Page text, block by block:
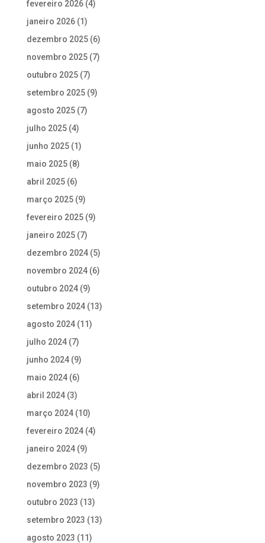
fevereiro 2026(4)
janeiro 2026(1)
dezembro 2025(6)
novembro 2025(7)
outubro 2025(7)
setembro 2025(9)
agosto 2025(7)
julho 2025(4)
junho 2025(1)
maio 2025(8)
abril 2025(6)
março 2025(9)
fevereiro 2025(9)
janeiro 2025(7)
dezembro 2024(5)
novembro 2024(6)
outubro 2024(9)
setembro 2024(13)
agosto 2024(11)
julho 2024(7)
junho 2024(9)
maio 2024(6)
abril 2024(3)
março 2024(10)
fevereiro 2024(4)
janeiro 2024(9)
dezembro 2023 (5)
novembro 2023 (9)
outubro 2023 (13)
setembro 2023 (13)
agosto 2023 (11)